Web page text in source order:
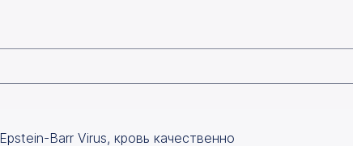
Barr Virus, кровь качественно